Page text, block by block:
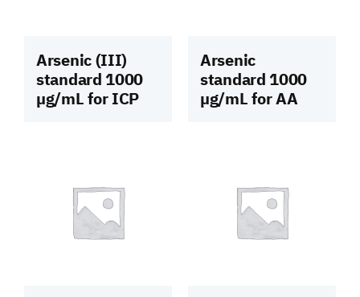
Arsenic (III)
standard 1000
µg/mL for ICP
Arsenic
standard 1000
µg/mL for AA